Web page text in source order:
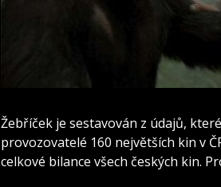
Žebříček je sestavován z údajů,
provozovatelé 160 největších kin v
celkové bilance všech českých kin.